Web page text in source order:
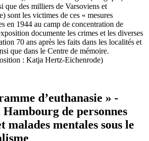
que des milliers de Varsoviens et
sont les victimes de ces « mesures
en 1944 au camp de concentration de
documente les crimes et les diverses
70 ans après les faits dans les localités et
que dans le Centre de mémoire.
: Katja Hertz-Eichenrode)
d’euthanasie » -
Hambourg de personnes
malades mentales sous le